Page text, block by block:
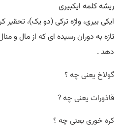
ریشه کلمه ایکبیری
ایکی بیری، واژه ترکی (دو یک)،
تازه به دوران رسیده ای که از مال و
دهد .
گولاخ یعنی چه ؟
قاذورات یعنی چه ?
کره خوری یعنی چه ؟